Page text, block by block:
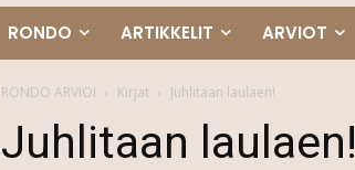
RONDO ARTIKKELIT ARVIOT
RONDO ARVIOI Kirjat Juhlitaan laulaen!
Juhlitaan laulaen!